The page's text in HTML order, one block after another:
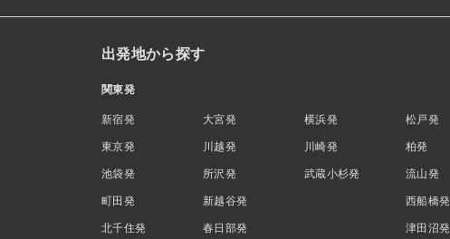
出発地から探す
関東発
新宿発
東京発
池袋発
町田発
北千住発
大宮発
川越発
所沢発
新越谷発
春日部発
横浜発
川崎発
武蔵小杉発
松戸発
柏発
流山発
西船橋発
津田沼発